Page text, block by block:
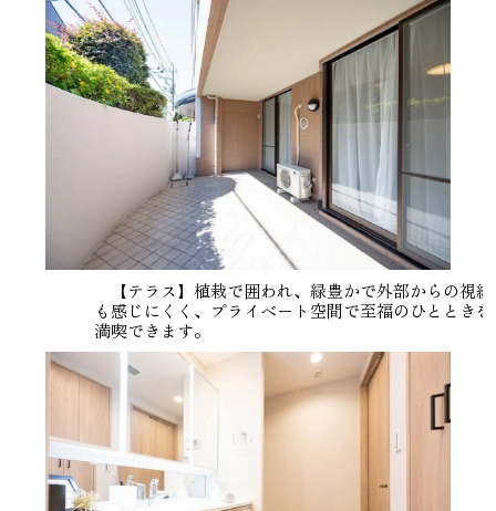
【テラス】植栽で囲われ、緑豊かで外部からの視線
も感じにくく、プライベート空間で至福のひとときを
満喫できます。